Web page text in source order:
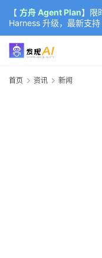
【 方舟 Agent Plan】限
Harness 升级，最新支
K3（部分）、GLM-5.2
首页 资讯 新闻